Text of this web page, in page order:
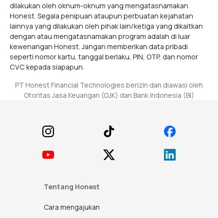
berpartisipasi, Anda setuju untuk mematuhi S&K ini.
Honest berhak untuk menahan atau membatalkan
Program jika terdeteksi aktivitas penipuan,
penyalahgunaan, atau mencurigakan.
Periode Kampanye
Promosi Honest Card x Ranch Market (“Promosi”)
(“Periode Kampanye”).
Promosi ini terbuka untuk nasabah baru dan nasabah
lama Honest Card yang memenuhi kriteria berikut.
mengikuti promosi ini.
Mengajukan permohonan Honest Card selama
Memasukkan kode promo HONESTRANCH /
dilakukan oleh oknum-oknum yang mengatasnamakan
Honest. Segala penipuan ataupun perbuatan kejahatan
lainnya yang dilakukan oleh pihak lain/ketiga yang dikaitkan
dengan atau mengatasnamakan program adalah di luar
kewenangan Honest. Jangan memberikan data pribadi
seperti nomor kartu, tanggal berlaku, PIN, OTP, dan nomor
CVC kepada siapapun.
PT Honest Financial Technologies berizin dan diawasi oleh
Otoritas Jasa Keuangan (OJK) dan Bank Indonesia (BI)
Tentang Honest
Cara mengajukan